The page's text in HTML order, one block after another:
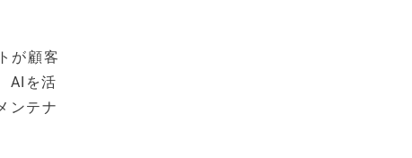
が顧客
AIを活
ンテナ